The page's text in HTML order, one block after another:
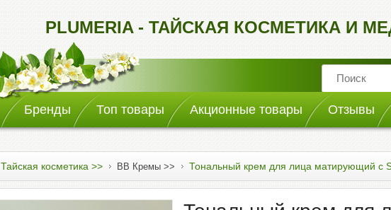
PLUMERIA - ТАЙСКАЯ КОСМЕТИКА И
Бренды Топ товары Акционные товары Отзывы
Тайская косметика >> BB Кремы >> Тональный крем для лица матирующий c